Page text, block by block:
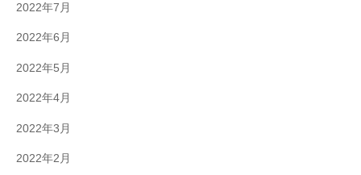
2022年7月
2022年6月
2022年5月
2022年4月
2022年3月
2022年2月